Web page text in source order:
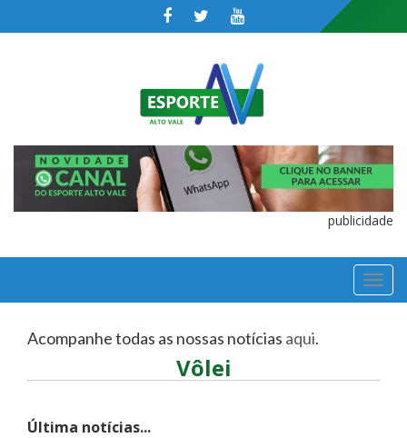
publicidade
Acompanhe todas as nossas notícias aqui.
Vôlei
Última notícias...